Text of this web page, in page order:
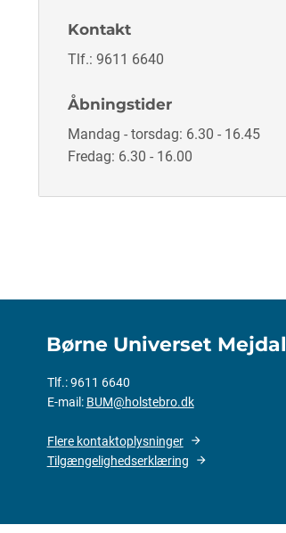
Kontakt
Tlf.: 9611 6640
Åbningstider
Mandag - torsdag: 6.30 - 16.45
Fredag: 6.30 - 16.00
Børne Universet Mejdal
Tlf.: 9611 6640
E-mail: BUM@holstebro.dk
Flere kontaktoplysninger
Tilgængelighedserklæring